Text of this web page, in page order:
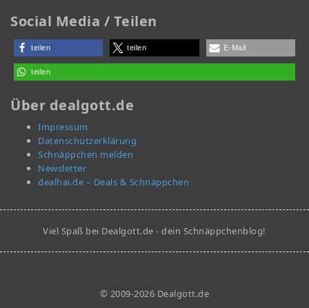
Social Media / Teilen
teilen teilen E-Mail
teilen
Über dealgott.de
Impressum
Datenschutzerklärung
Schnäppchen melden
Newsletter
dealhai.de – Deals & Schnäppchen
Viel Spaß bei Dealgott.de - dein Schnäppchenblog!
© 2009-2026 Dealgott.de